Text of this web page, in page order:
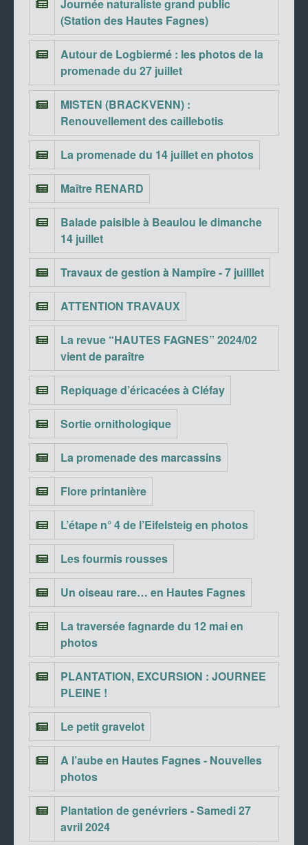
Journée naturaliste grand public
(Station des Hautes Fagnes)
Autour de Logbiermé : les photos de la
promenade du 27 juillet
MISTEN (BRACKVENN) :
Renouvellement des caillebotis
La promenade du 14 juillet en photos
Maître RENARD
Balade paisible à Beaulou le dimanche
14 juillet
Travaux de gestion à Nampîre - 7 juilllet
ATTENTION TRAVAUX
La revue “HAUTES FAGNES” 2024/02
vient de paraître
Repiquage d’éricacées à Cléfay
Sortie ornithologique
La promenade des marcassins
Flore printanière
L’étape n° 4 de l’Eifelsteig en photos
Les fourmis rousses
Un oiseau rare… en Hautes Fagnes
La traversée fagnarde du 12 mai en
photos
PLANTATION, EXCURSION : JOURNEE
PLEINE !
Le petit gravelot
A l’aube en Hautes Fagnes - Nouvelles
photos
Plantation de genévriers - Samedi 27
avril 2024